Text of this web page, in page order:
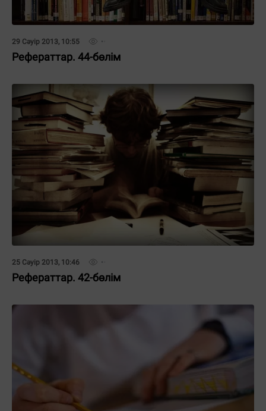
29 Сәуір 2013, 10:55
Рефераттар. 44-бөлім
25 Сәуір 2013, 10:46
Рефераттар. 42-бөлім